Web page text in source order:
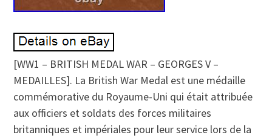
[WW1 – BRITISH MEDAL WAR – GEORGES V –
MEDAILLES]. La British War Medal est une médaille
commémorative du Royaume-Uni qui était attribuée
aux officiers et soldats des forces militaires
britanniques et impériales pour leur service lors de la